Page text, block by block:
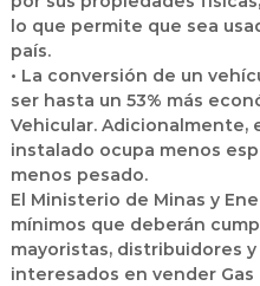
lo que permite que sea
país.
• La conversión de un
ser hasta un 53% más
Vehicular. Adicionalmente,
instalado ocupa menos
menos pesado.
El Ministerio de Minas y
mínimos que deberán
mayoristas, distribuidores
interesados en vender